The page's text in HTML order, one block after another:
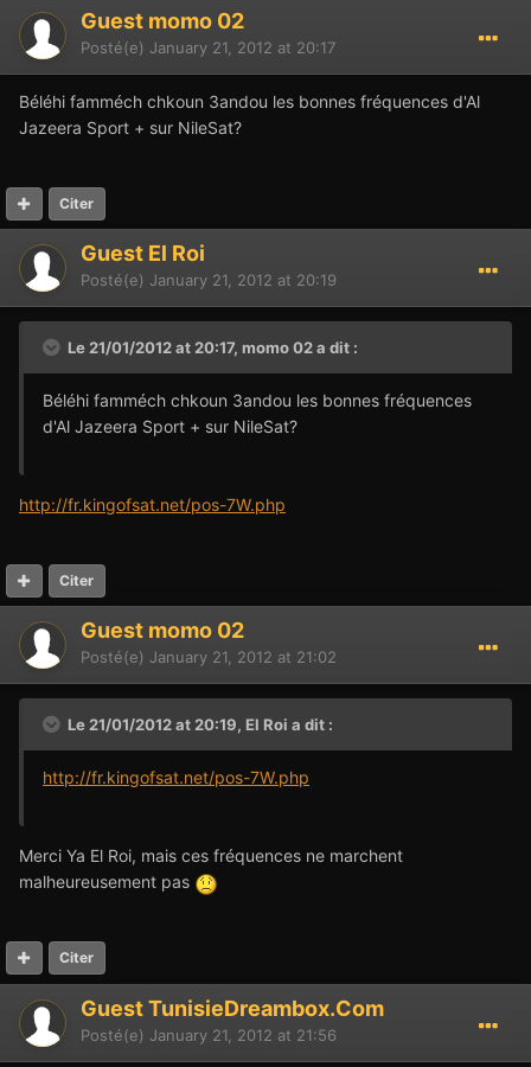
Guest momo 02
Posté(e) January 21, 2012 at 20:17
Béléhi famméch chkoun 3andou les bonnes fréquences d'Al
Jazeera Sport + sur NileSat?
Citer
Guest El Roi
Posté(e) January 21, 2012 at 20:19
Le 21/01/2012 at 20:17, momo 02 a dit :
Béléhi famméch chkoun 3andou les bonnes fréquences
d'Al Jazeera Sport + sur NileSat?
http://fr.kingofsat.net/pos-7W.php
Citer
Guest momo 02
Posté(e) January 21, 2012 at 21:02
Le 21/01/2012 at 20:19, El Roi a dit :
http://fr.kingofsat.net/pos-7W.php
Merci Ya El Roi, mais ces fréquences ne marchent
malheureusement pas
Citer
Guest TunisieDreambox.Com
Posté(e) January 21, 2012 at 21:56